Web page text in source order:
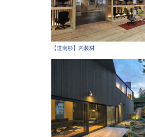
【道南杉】内装材